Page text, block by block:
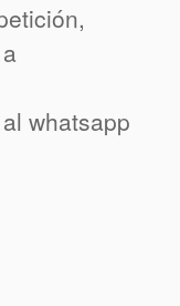
whatsapp